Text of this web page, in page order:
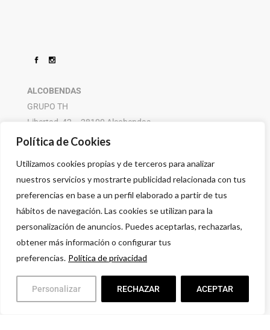
Política de Cookies
Utilizamos cookies propias y de terceros para analizar
nuestros servicios y mostrarte publicidad relacionada con tus
preferencias en base a un perfil elaborado a partir de tus
hábitos de navegación. Las cookies se utilizan para la
personalización de anuncios. Puedes aceptarlas, rechazarlas,
obtener más información o configurar tus
preferencias. Política de privacidad
Personalizar RECHAZAR ACEPTAR
ALCOBENDAS
GRUPO TH
Libertad, 42 – 28100 Alcobendas
916 614 580 – 608 505 532